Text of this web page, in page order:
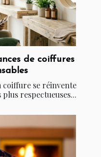
de coiffures
se réinvente
respectueuses...